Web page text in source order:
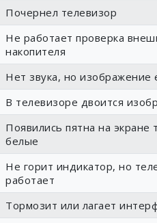
Почернел телевизор
Не работает проверка
накопителя
Нет звука, но изображение
В телевизоре двоится
Появились пятна на экране
белые
Не горит индикатор, но
работает
Тормозит или лагает